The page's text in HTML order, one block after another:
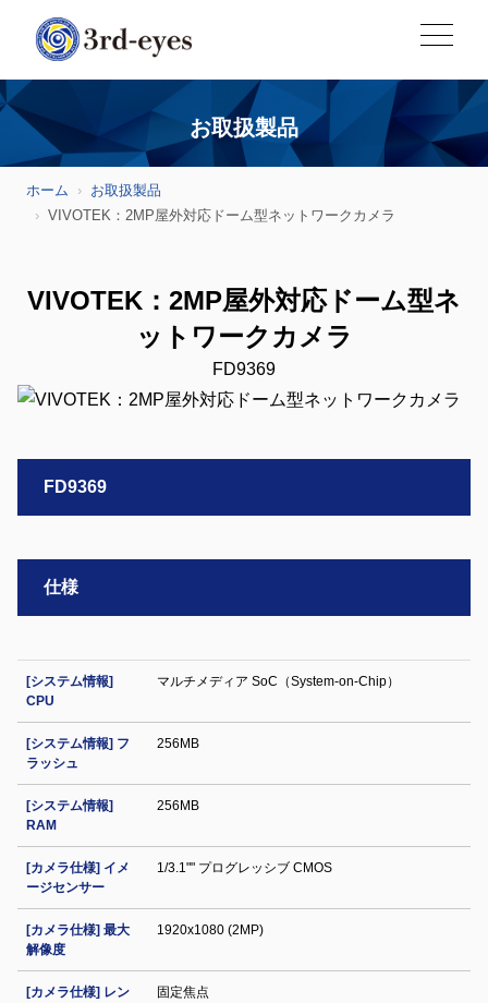
お取扱製品
ホーム
お取扱製品
VIVOTEK：2MP屋外対応ドーム型ネットワークカメラ
VIVOTEK：2MP屋外対応ドーム型ネ
ットワークカメラ
FD9369
FD9369
仕様
[システム情報]
CPU
マルチメディア SoC（System-on-Chip）
[システム情報] フ
ラッシュ
256MB
[システム情報]
RAM
256MB
[カメラ仕様] イメ
ージセンサー
1/3.1"" プログレッシブ CMOS
[カメラ仕様] 最大
解像度
1920x1080 (2MP)
[カメラ仕様] レン
固定焦点